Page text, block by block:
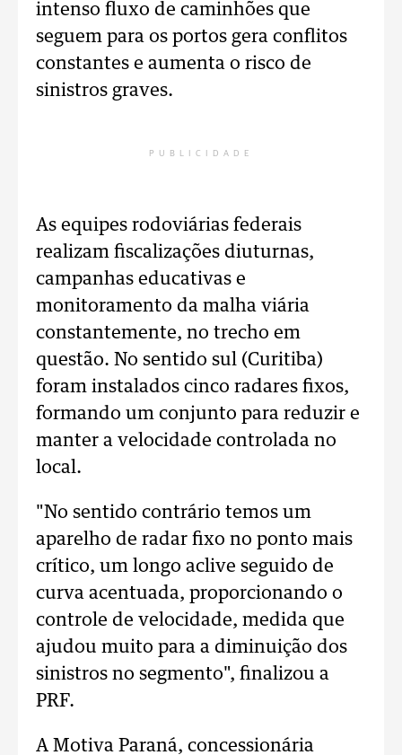
intenso fluxo de caminhões que
seguem para os portos gera conflitos
constantes e aumenta o risco de
sinistros graves.
PUBLICIDADE
As equipes rodoviárias federais
realizam fiscalizações diuturnas,
campanhas educativas e
monitoramento da malha viária
constantemente, no trecho em
questão. No sentido sul (Curitiba)
foram instalados cinco radares fixos,
formando um conjunto para reduzir e
manter a velocidade controlada no
local.
"No sentido contrário temos um
aparelho de radar fixo no ponto mais
crítico, um longo aclive seguido de
curva acentuada, proporcionando o
controle de velocidade, medida que
ajudou muito para a diminuição dos
sinistros no segmento", finalizou a
PRF.
A Motiva Paraná, concessionária